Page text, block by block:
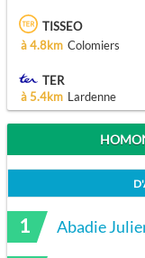
TISSEO
à 4.8km Colomiers
TER
à 5.4km Lardenne
1 Abadie